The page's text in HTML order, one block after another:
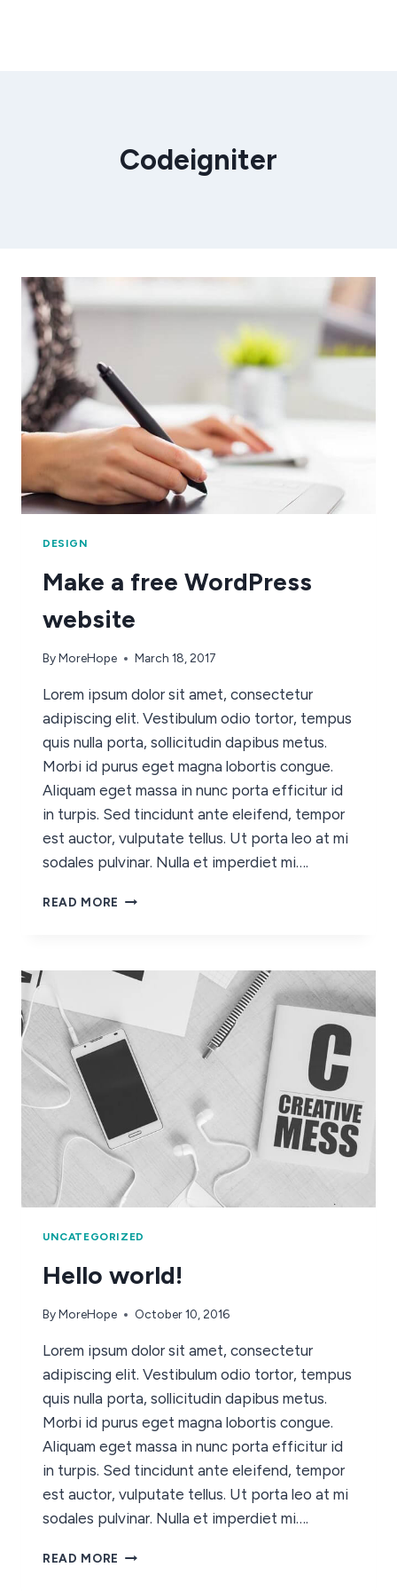
Codeigniter
DESIGN
Make a free WordPress
website
ByMoreHope March 18, 2017
Lorem ipsum dolor sit amet, consectetur
adipiscing elit. Vestibulum odio tortor, tempus
quis nulla porta, sollicitudin dapibus metus.
Morbi id purus eget magna lobortis congue.
Aliquam eget massa in nunc porta efficitur id
in turpis. Sed tincidunt ante eleifend, tempor
est auctor, vulputate tellus. Ut porta leo at mi
sodales pulvinar. Nulla et imperdiet mi….
READ MORE
UNCATEGORIZED
Hello world!
ByMoreHope October 10, 2016
Lorem ipsum dolor sit amet, consectetur
adipiscing elit. Vestibulum odio tortor, tempus
quis nulla porta, sollicitudin dapibus metus.
Morbi id purus eget magna lobortis congue.
Aliquam eget massa in nunc porta efficitur id
in turpis. Sed tincidunt ante eleifend, tempor
est auctor, vulputate tellus. Ut porta leo at mi
sodales pulvinar. Nulla et imperdiet mi….
READ MORE